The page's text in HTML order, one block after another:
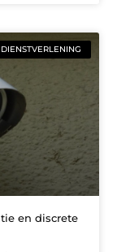
DIENSTVERLENING
en discrete